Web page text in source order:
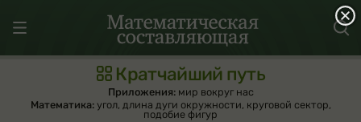
Кратчайший путь
Приложения: мир вокруг нас
Математика: угол, длина дуги окружности, круговой сектор,
подобие фигур